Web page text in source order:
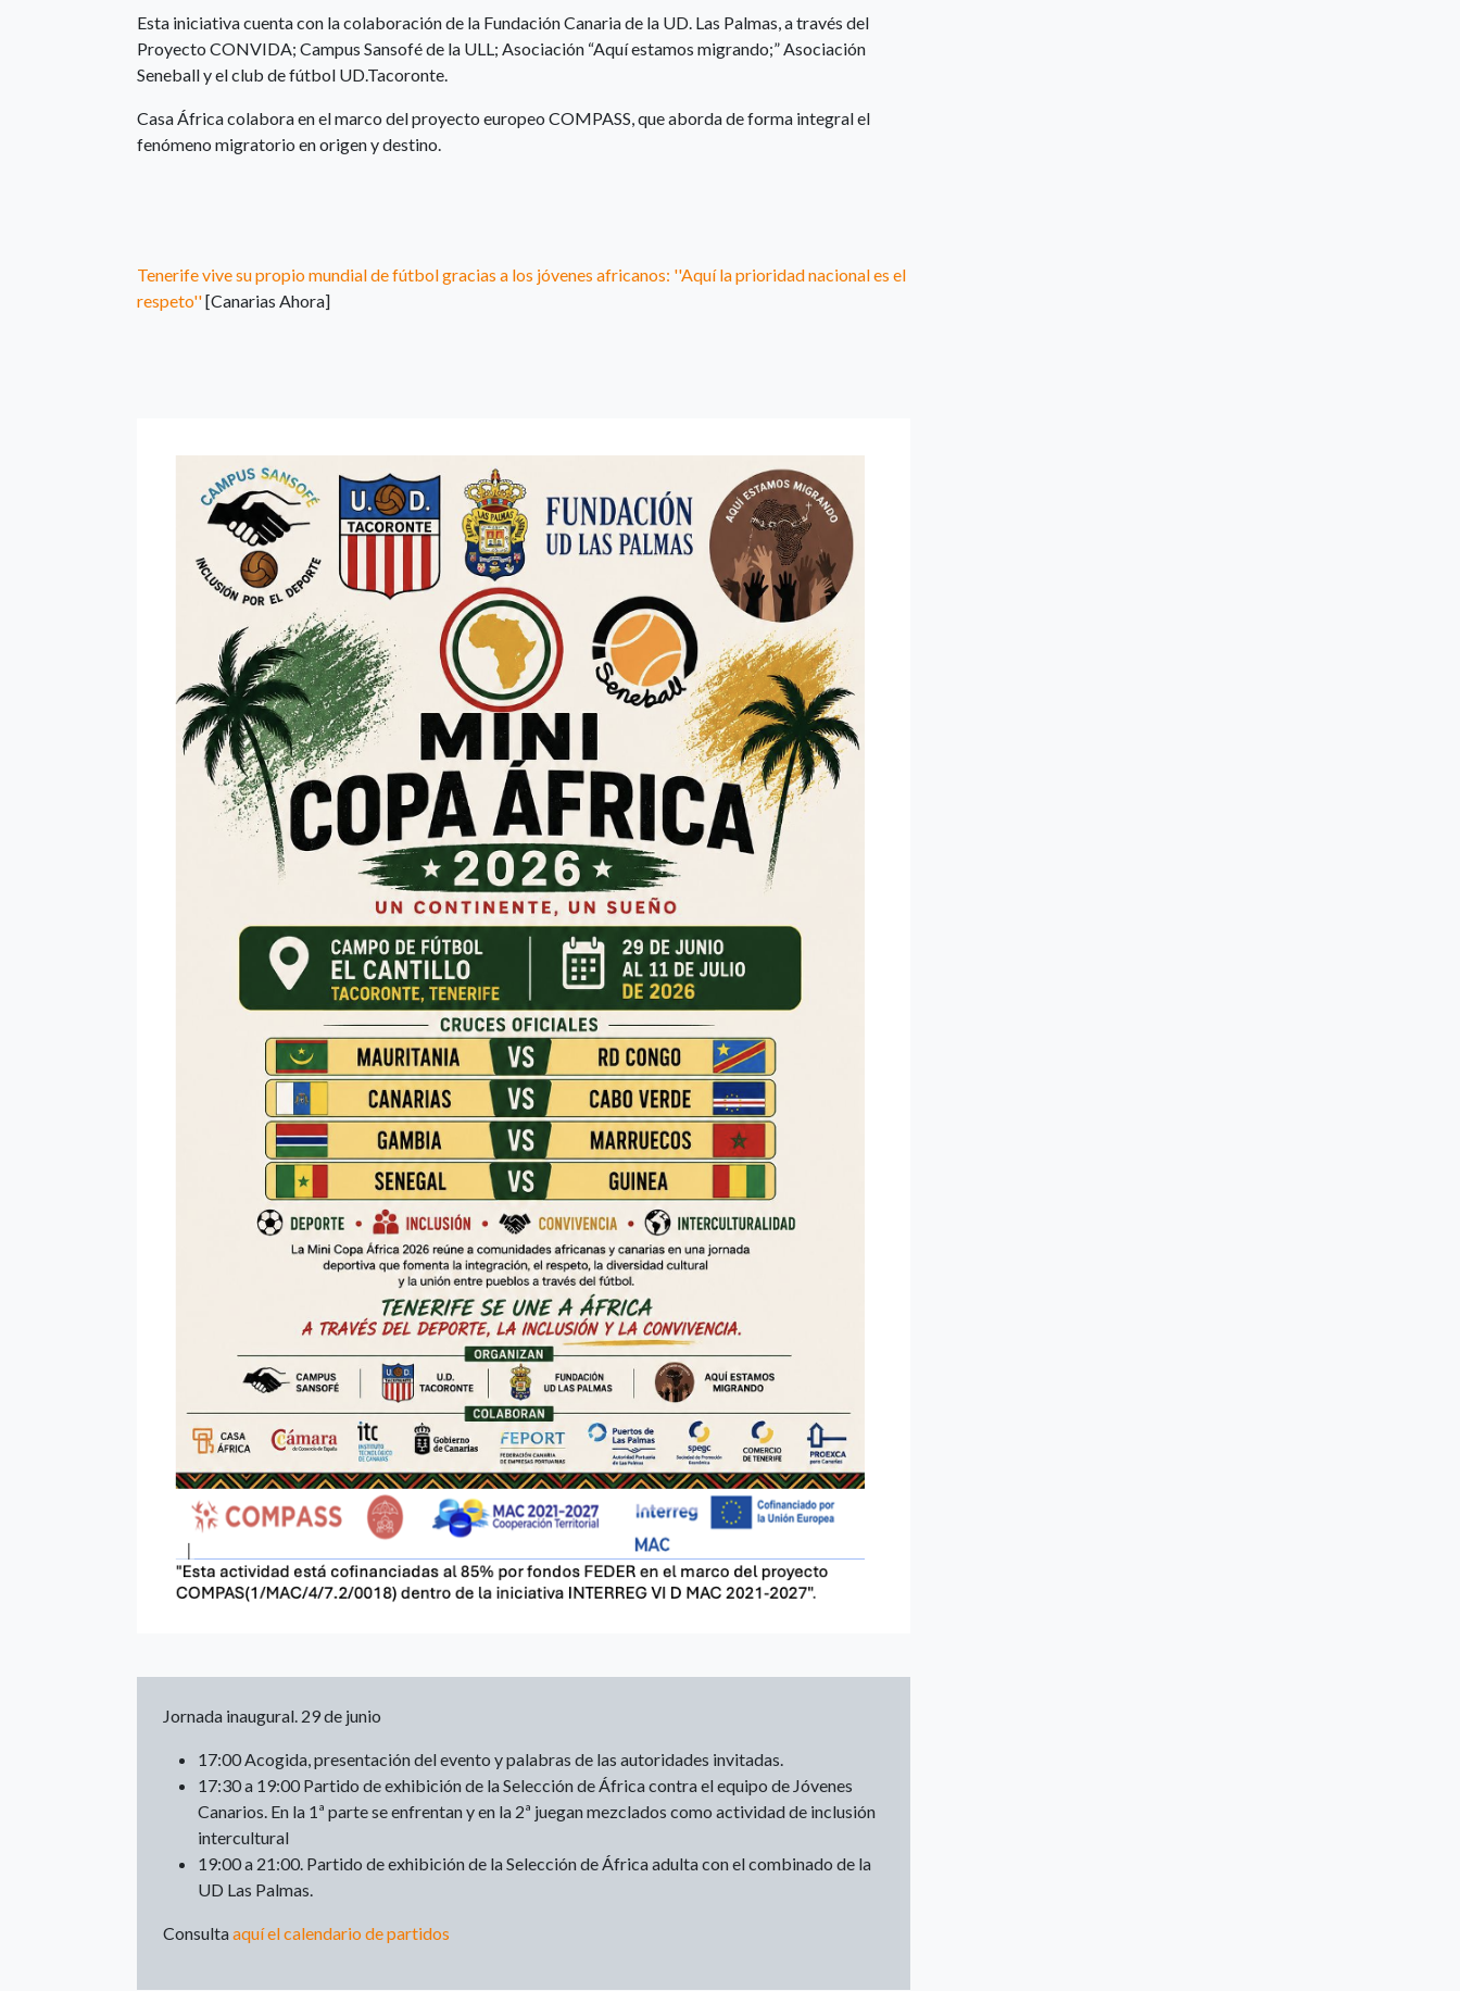
Esta iniciativa cuenta con la colaboración de la Fundación Canaria de la UD. Las Palmas, a través del
Proyecto CONVIDA; Campus Sansofé de la ULL; Asociación “Aquí estamos migrando;” Asociación
Seneball y el club de fútbol UD.Tacoronte.
Casa África colabora en el marco del proyecto europeo COMPASS, que aborda de forma integral el
fenómeno migratorio en origen y destino.
Tenerife vive su propio mundial de fútbol gracias a los jóvenes africanos: ''Aquí la prioridad nacional es el
respeto''[Canarias Ahora]
Jornada inaugural. 29 de junio
17:00 Acogida, presentación del evento y palabras de las autoridades invitadas.
17:30 a 19:00 Partido de exhibición de la Selección de África contra el equipo de Jóvenes
Canarios. En la 1ª parte se enfrentan y en la 2ª juegan mezclados como actividad de inclusión
intercultural
19:00 a 21:00. Partido de exhibición de la Selección de África adulta con el combinado de la
UD Las Palmas.
Consultaaquí el calendario de partidos